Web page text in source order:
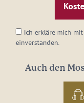
Ich erkläre mich
einverstanden.
Auch den